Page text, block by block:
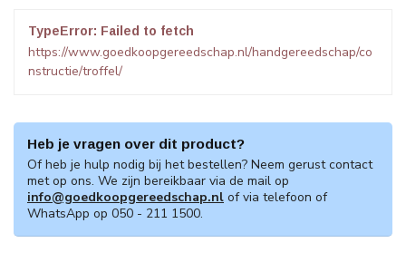
TypeError: Failed to fetch
https://www.goedkoopgereedschap.nl/handgereedschap/co
nstructie/troffel/
Heb je vragen over dit product?
Of heb je hulp nodig bij het bestellen? Neem gerust contact
met op ons. We zijn bereikbaar via de mail op
info@goedkoopgereedschap.nl of via telefoon of
WhatsApp op 050 - 211 1500.